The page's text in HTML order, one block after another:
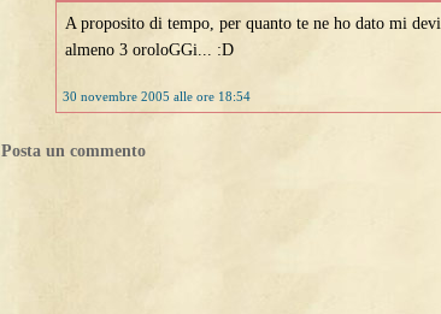
A proposito di tempo, per quanto te ne ho dato mi devi
almeno 3 oroloGGi... :D
30 novembre 2005 alle ore 18:54
Posta un commento